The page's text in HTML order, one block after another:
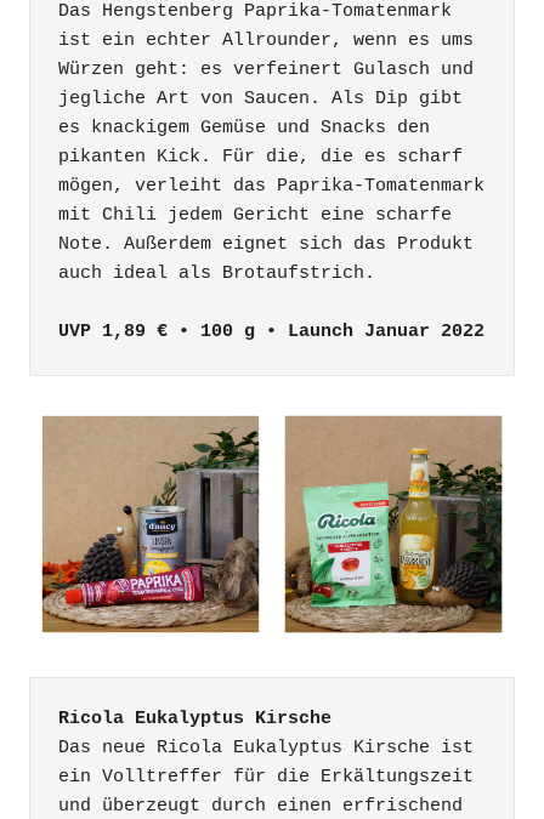
Das Hengstenberg Paprika-Tomatenmark
ist ein echter Allrounder, wenn es ums
Würzen geht: es verfeinert Gulasch und
jegliche Art von Saucen. Als Dip gibt
es knackigem Gemüse und Snacks den
pikanten Kick. Für die, die es scharf
mögen, verleiht das Paprika-Tomatenmark
mit Chili jedem Gericht eine scharfe
Note. Außerdem eignet sich das Produkt
UVP 1,89 € • 100 g • Launch Januar 2022
Ricola Eukalyptus Kirsche
Das neue Ricola Eukalyptus Kirsche ist
ein Volltreffer für die Erkältungszeit
und überzeugt durch einen erfrischend